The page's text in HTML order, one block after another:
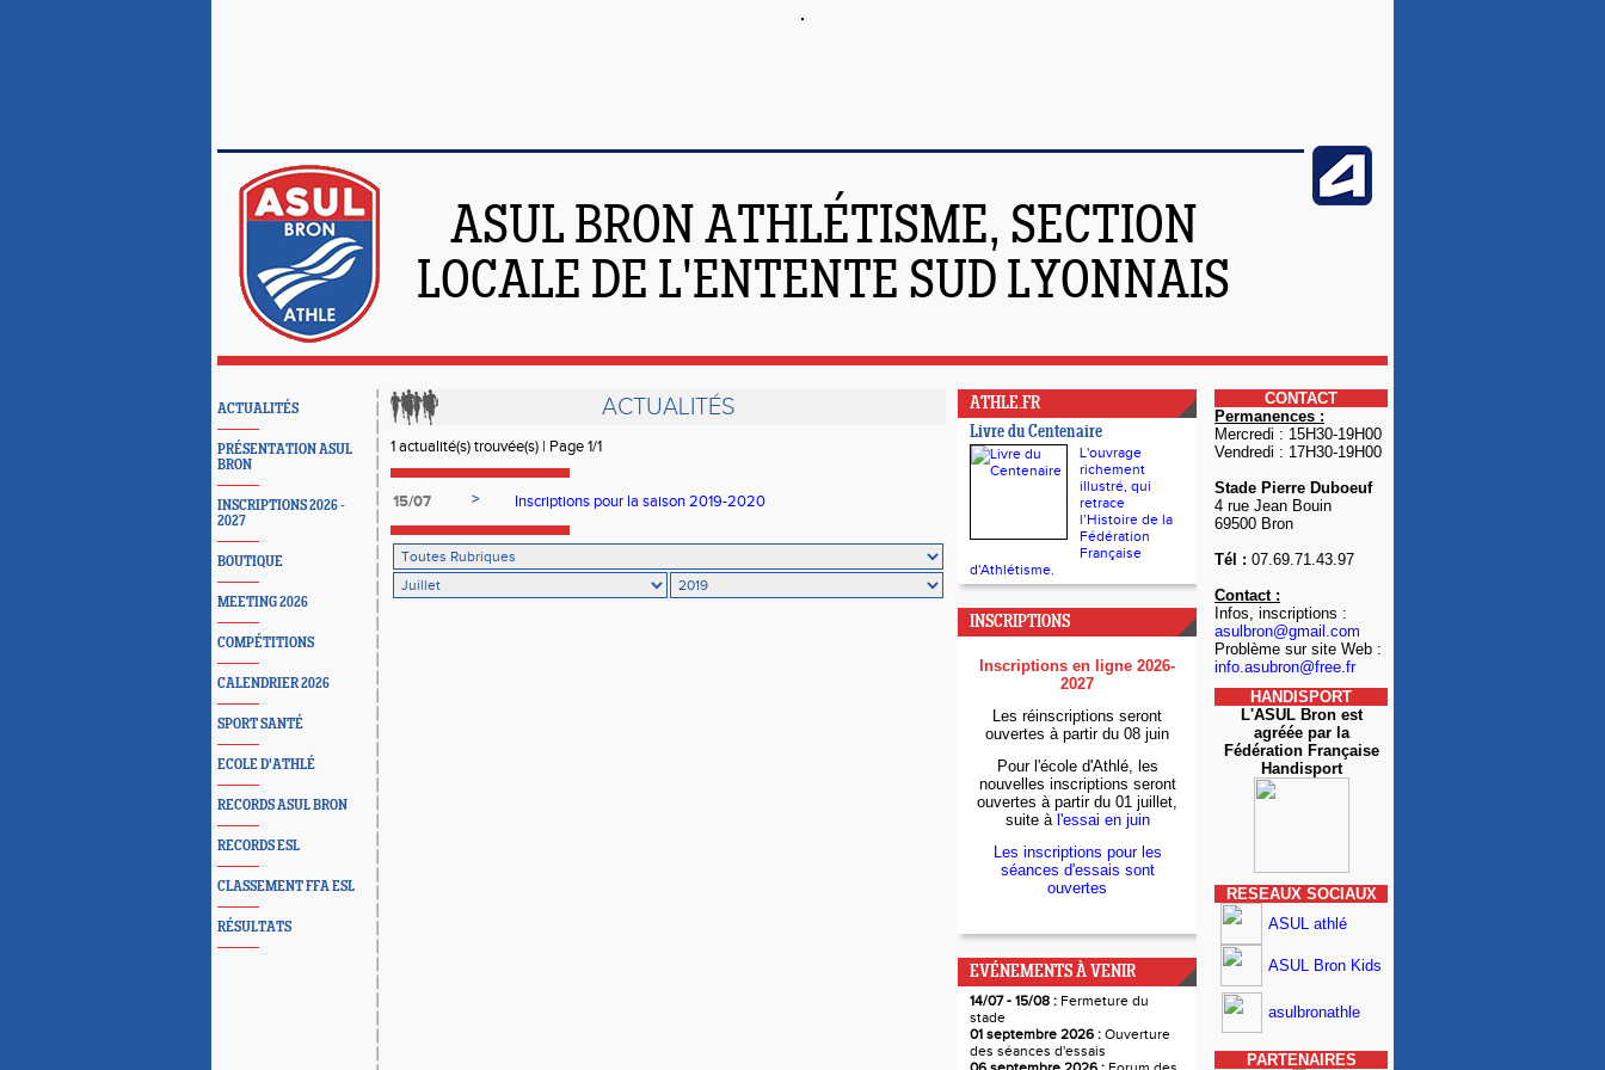
ASUL BRON ATHLÉTISME, SECTION
LOCALE DE L'ENTENTE SUD LYONNAIS
ACTUALITÉS
PRÉSENTATION ASUL
BRON
INSCRIPTIONS 2026 -
2027
BOUTIQUE
MEETING 2026
COMPÉTITIONS
CALENDRIER 2026
SPORT SANTÉ
ECOLE D'ATHLÉ
RECORDS ASUL BRON
RECORDS ESL
CLASSEMENT FFA ESL
RÉSULTATS
ACTUALITÉS
1 actualité(s) trouvée(s) | Page 1/1
15/07 > Inscriptions pour la saison 2019-2020
ATHLE.FR
Livre du Centenaire
L'ouvrage
richement
illustré, qui
retrace
l’Histoire de la
Fédération
Française
d'Athlétisme.
INSCRIPTIONS
Inscriptions en ligne 2026-
2027
Les réinscriptions seront
ouvertes à partir du 08 juin
Pour l'école d'Athlé, les
nouvelles inscriptions seront
ouvertes à partir du 01 juillet,
suite à l'essai en juin
Les inscriptions pour les
séances d'essais sont
ouvertes
EVÉNEMENTS À VENIR
14/07 - 15/08 : Fermeture du
stade
01 septembre 2026 : Ouverture
des séances d'essais
CONTACT
Permanences :
Mercredi : 15H30-19H00
Vendredi : 17H30-19H00
Stade Pierre Duboeuf
4 rue Jean Bouin
69500 Bron
Tél : 07.69.71.43.97
Contact :
Infos, inscriptions :
asulbron@gmail.com
Problème sur site Web :
info.asubron@free.fr
HANDISPORT
L'ASUL Bron est
agréée par la
Fédération Française
Handisport
RESEAUX SOCIAUX
ASUL athlé
ASUL Bron Kids
asulbronathle
PARTENAIRES